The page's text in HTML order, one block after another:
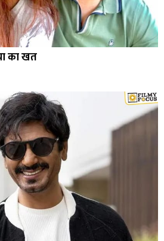
का खत